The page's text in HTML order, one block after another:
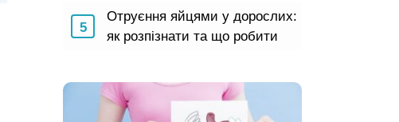
Отруєння яйцями у дорослих:
як розпізнати та що робити